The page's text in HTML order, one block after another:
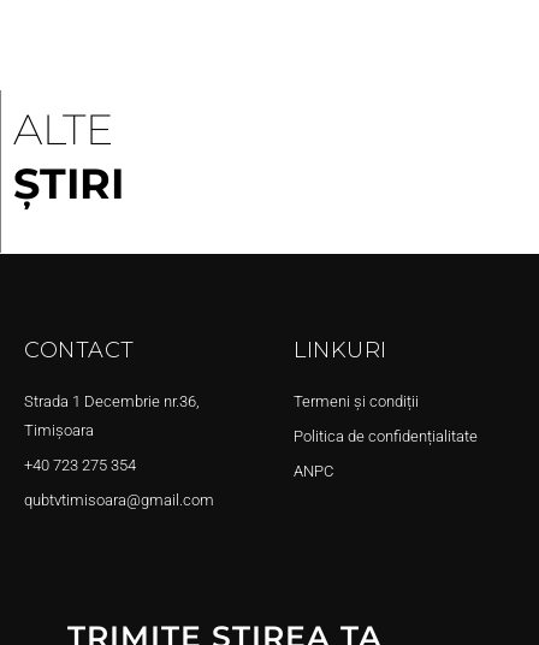
ALTE
ȘTIRI
CONTACT
Strada 1 Decembrie nr.36,
Timișoara
+40 723 275 354
qubtvtimisoara@gmail.com
LINKURI
Termeni și condiții
Politica de confidențialitate
ANPC
TRIMITE ȘTIREA TA